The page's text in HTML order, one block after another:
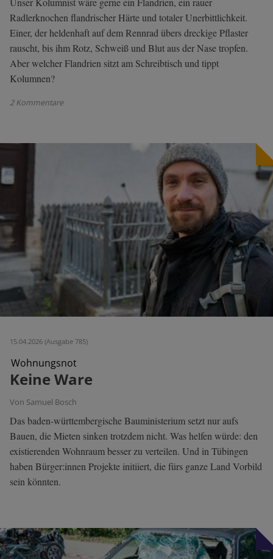
Radlerknochen flandrischer Härte und totaler Unerbittlichkeit.
Einer, der heldenhaft auf dem Rennrad übers dreckige Pflaster
rauscht, bis ihm Rotz, Schweiß und Blut aus der Nase tropfen.
Aber welcher Flandrien sitzt am Schreibtisch und tippt
Kolumnen?
2 Kommentare
15.04.2026 (Ausgabe 785)
Wohnungsnot
Keine Ware
Von Samuel Bosch
Das baden-württembergische Bauministerium setzt nur aufs
Bauen, die Mieten sinken trotzdem nicht. Was helfen würde: den
existierenden Wohnraum besser zu verteilen. Und in Tübingen
haben Bürger:innen Projekte initiiert, die fürs ganze Land Vorbild
sein könnten.